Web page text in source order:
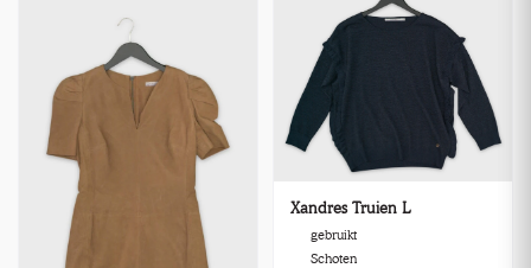
Xandres Truien L
gebruikt
Schoten